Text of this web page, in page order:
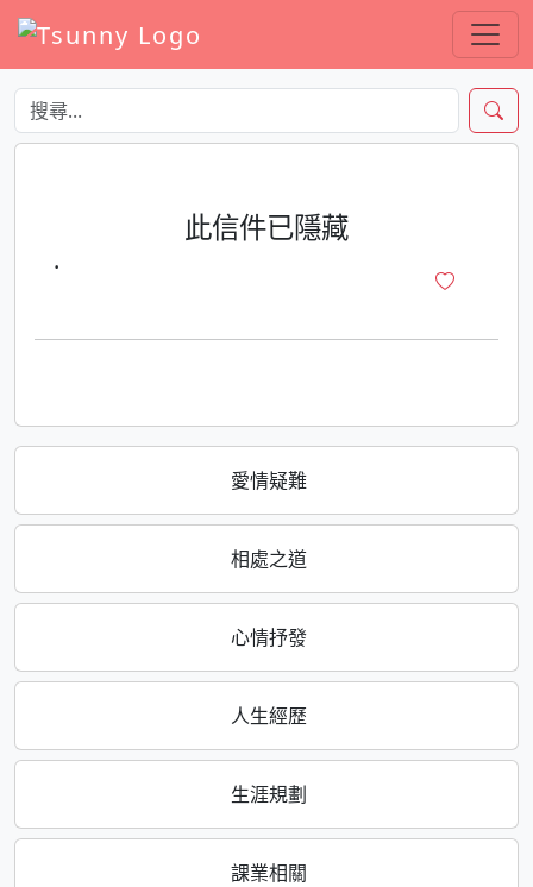
愛情疑難
相處之道
心情抒發
人生經歷
生涯規劃
課業相關
此信件已隱藏
·